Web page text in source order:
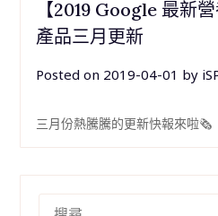
【2019 Google 最新
產品三月更新
Posted on 2019-04-01 by
三月份熱騰騰的更新快報來啦🗞